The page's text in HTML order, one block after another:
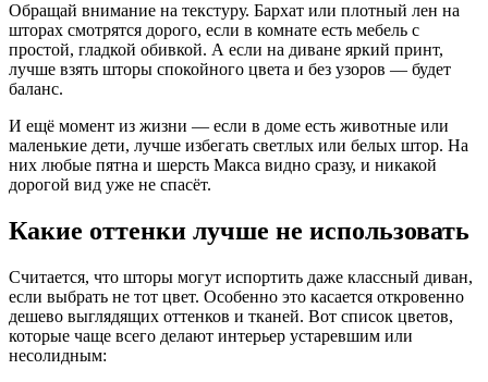
Обращай внимание на текстуру. Бархат или плотный лен на
шторах смотрятся дорого, если в комнате есть мебель с
простой, гладкой обивкой. А если на диване яркий принт,
лучше взять шторы спокойного цвета и без узоров — будет
баланс.
И ещё момент из жизни — если в доме есть животные или
маленькие дети, лучше избегать светлых или белых штор. На
них любые пятна и шерсть Макса видно сразу, и никакой
дорогой вид уже не спасёт.
Какие оттенки лучше не использовать
Считается, что шторы могут испортить даже классный диван,
если выбрать не тот цвет. Особенно это касается откровенно
дешево выглядящих оттенков и тканей. Вот список цветов,
которые чаще всего делают интерьер устаревшим или
несолидным: